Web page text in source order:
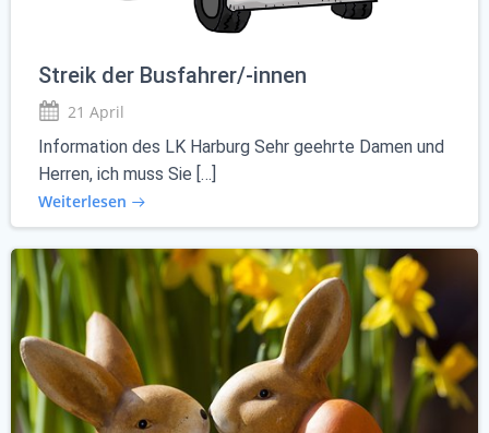
Streik der Busfahrer/-innen
21 April
Information des LK Harburg Sehr geehrte Damen und
Herren, ich muss Sie […]
Weiterlesen